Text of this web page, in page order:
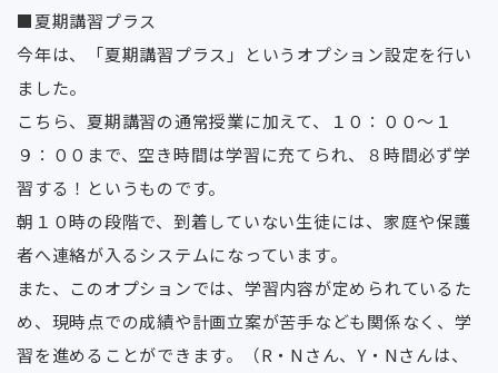
■夏期講習プラス
今年は、「夏期講習プラス」というオプション設定を行い
ました。
こちら、夏期講習の通常授業に加えて、１０：００〜１
９：００まで、空き時間は学習に充てられ、８時間必ず学
習する！というものです。
朝１０時の段階で、到着していない生徒には、家庭や保護
者へ連絡が入るシステムになっています。
また、このオプションでは、学習内容が定められているた
め、現時点での成績や計画立案が苦手なども関係なく、学
習を進めることができます。（R・Nさん、Y・Nさんは、